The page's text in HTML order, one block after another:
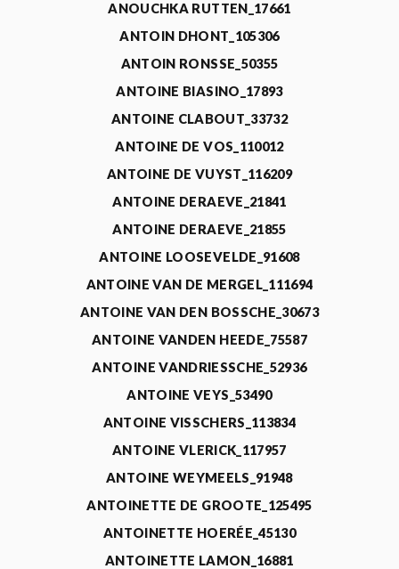
ANOUCHKA RUTTEN_17661
ANTOIN DHONT_105306
ANTOIN RONSSE_50355
ANTOINE BIASINO_17893
ANTOINE CLABOUT_33732
ANTOINE DE VOS_110012
ANTOINE DE VUYST_116209
ANTOINE DERAEVE_21841
ANTOINE DERAEVE_21855
ANTOINE LOOSEVELDE_91608
ANTOINE VAN DE MERGEL_111694
ANTOINE VAN DEN BOSSCHE_30673
ANTOINE VANDEN HEEDE_75587
ANTOINE VANDRIESSCHE_52936
ANTOINE VEYS_53490
ANTOINE VISSCHERS_113834
ANTOINE VLERICK_117957
ANTOINE WEYMEELS_91948
ANTOINETTE DE GROOTE_125495
ANTOINETTE HOERÉE_45130
ANTOINETTE LAMON_16881